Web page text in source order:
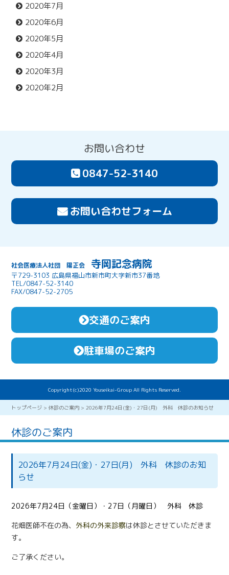
2020年7月
2020年6月
2020年5月
2020年4月
2020年3月
2020年2月
お問い合わせ
0847-52-3140
お問い合わせフォーム
社会医療法人社団 陽正会 寺岡記念病院
〒729-3103 広島県福山市新市町大字新市37番地
TEL/0847-52-3140
FAX/0847-52-2705
交通のご案内
駐車場のご案内
Copyright(c)2020 Youseikai-Group All Rights Reserved.
トップページ >休診のご案内 >2026年7月24日(金)・27日(月) 外科 休診のお知らせ
休診のご案内
2026年7月24日(金)・27日(月) 外科 休診のお知
らせ
2026年7月24日（金曜日）・27日（月曜日） 外科休診
花畑医師不在の為、 外科の外来診察は休診とさせていただきま
す。
ご了承ください。